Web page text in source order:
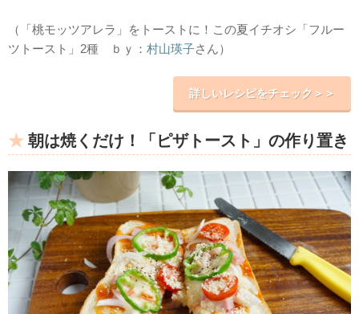
（「桃モッツアレラ」をトーストに！この夏イチオシ「フルー
ツトースト」2種 ｂｙ： 村山瑛子さん）
詳しいレシピをチェック＞＞
朝は焼くだけ！「ピザトースト」の作り置き